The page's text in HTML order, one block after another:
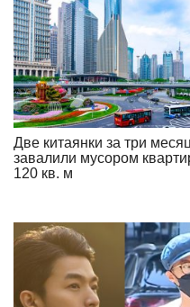
Две китаянки за три
завалили мусором
120 кв. м